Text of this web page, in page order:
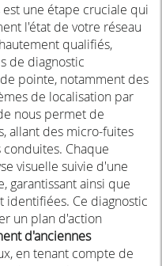
une étape cruciale qui
l'état de votre réseau
qualifiés,
de diagnostic
pointe, notamment des
de localisation par
nous permet de
allant des micro-fuites
Chaque
visuelle suivie d'une
garantissant ainsi que
identifiées. Ce diagnostic
un plan d'action
d'anciennes
en tenant compte de